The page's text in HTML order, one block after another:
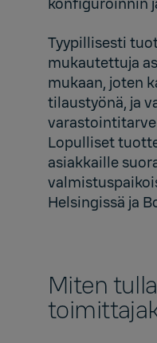
konfiguroinnin
Tyypillisesti
mukautettuja
mukaan, joten
tilaustyönä, ja
varastointitarve
Lopulliset
asiakkaille
Helsingissä ja
Miten